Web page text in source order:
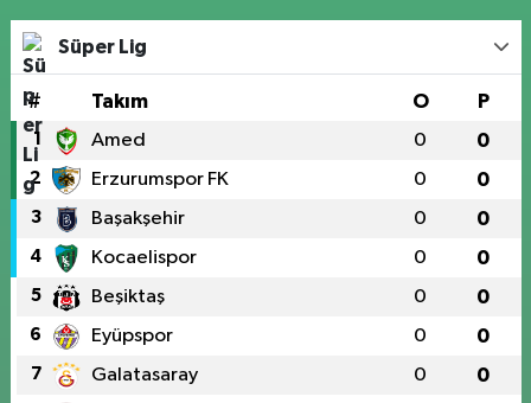
Süper Lig
# Takım O P
1 Amed 0 0
2 Erzurumspor FK 0 0
3 Başakşehir 0 0
4 Kocaelispor 0 0
5 Beşiktaş 0 0
6 Eyüpspor 0 0
7 Galatasaray 0 0